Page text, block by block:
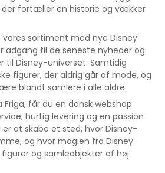
der fortæller en historie og vækker
sortiment med nye Disney
adgang til de seneste nyheder og
Disney-universet. Samtidig
figurer, der aldrig går af mode, og
blandt samlere i alle aldre.
Friga, får du en dansk webshop
hurtig levering og en passion
er at skabe et sted, hvor Disney-
og hvor magien fra Disney
og samleobjekter af høj